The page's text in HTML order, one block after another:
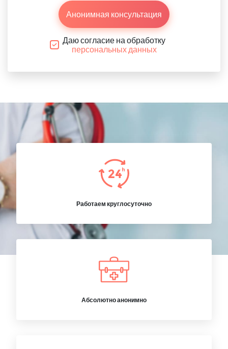
Анонимная консультация
Даю согласие на обработку
персональных данных
Работаем круглосуточно
Абсолютно анонимно